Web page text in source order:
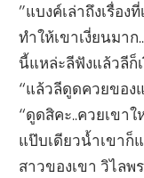
”แบงค์เล่าถึงเรื่อ
ทำให้เขาเงี่ยนมาก
นี้แหล่ะลีฟังแล้วลีก็
“แล้วลีดูดควยของ
“ดูดสิคะ..ควยเขา
แป๊บเดียวน้ำเขาก็
สาวของเขา วิไลพ